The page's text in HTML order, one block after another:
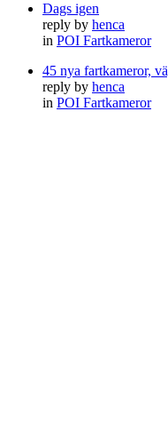
Dags igen
reply by henca
in POI Fartkameror
45 nya fartkameror,
reply by henca
in POI Fartkameror